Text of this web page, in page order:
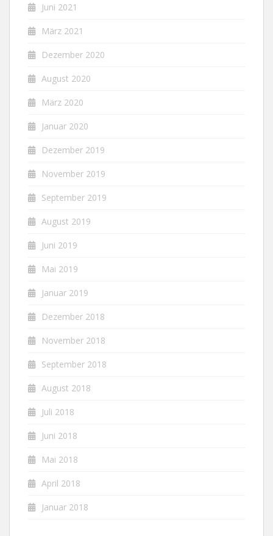
Juni 2021
März 2021
Dezember 2020
August 2020
März 2020
Januar 2020
Dezember 2019
November 2019
September 2019
August 2019
Juni 2019
Mai 2019
Januar 2019
Dezember 2018
November 2018
September 2018
August 2018
Juli 2018
Juni 2018
Mai 2018
April 2018
Januar 2018